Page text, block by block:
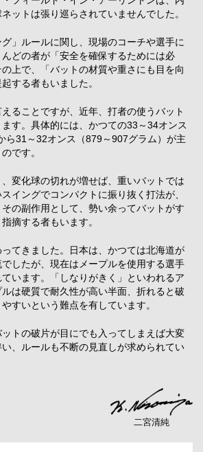
ットは張り巡らされていませんでした。
」ルールに関し、現場のコーチや選手に
どの者が「安全を確保するためには必
上で、「バットの材質や重さにも目を向
する者もいました。
ることですが、近年、打者の使うバット
す。具体的には、かつての33～34オンス
ら31～32オンス（879～907グラム）が主
です。
変化球の切れが増せば、重いバットでは
イングでコンパクトに振り抜く打法が、
の副作用として、勢い余ってバットがす
摘する者もいます。
てきました。日本は、かつては北海道が
したが、現在はメープルを使用する選手
います。「しなりがきく」といわれるア
は硬質で耐久性が高い半面、折れると破
すいという難点を有しています。
トの破片が目にでも入ってしまえば大変
、ルールも不断の見直しが求められてい
二宮清純